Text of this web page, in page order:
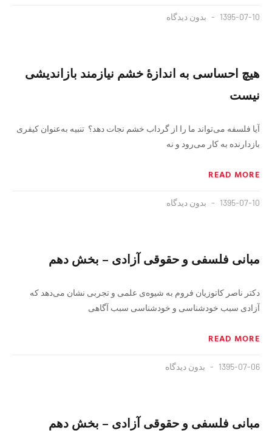
1395-07-10 بدون دیدگاه
هیچ احساسی به‌ اندازۀ خشم نیازمند بازاندیشی
نیست
آیا فلسفه می‌تواند ما را از گرداب خشم نجات دهد؟ تنبیه به‌عنوان کیفری
بازدارنده به کار می‌رود و نه
READ MORE
1395-07-10 بدون دیدگاه
مبانی فلسفی و حقوقی آزادی – بخش دهم
دکتر ناصر کاتوزیان فروم به شیوه‌ی علمی و تجربی نشان می‌دهد که
آزادی سبب خودشناسی و خودشناسی سبب آگاهی
READ MORE
1395-07-06 بدون دیدگاه
مبانی فلسفی و حقوقی آزادی – بخش دهم